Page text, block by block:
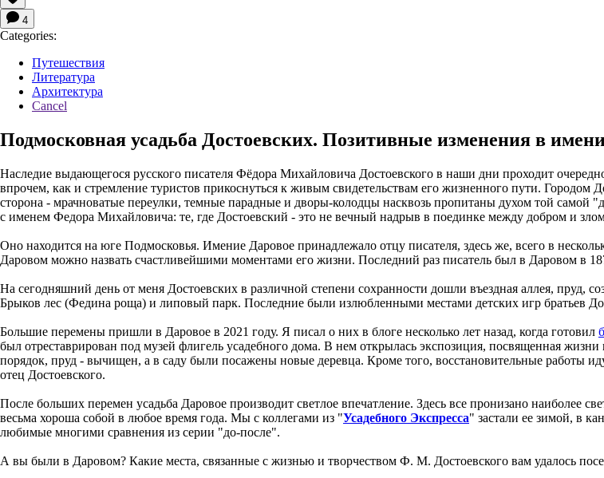
4
Categories:
Путешествия
Литература
Архитектура
Cancel
Подмосковная усадьба Достоевских. Позитивные изменения в
Наследие выдающегося русского писателя Фёдора Михайловича Достоевского в наши дни проходит
впрочем, как и стремление туристов прикоснуться к живым свидетельствам его жизненного пути. Городом
сторона - мрачноватые переулки, темные парадные и дворы-колодцы насквозь пропитаны духом той самой
с именем Федора Михайловича: те, где Достоевский - это не вечный надрыв в поединке между добром и
Оно находится на юге Подмосковья. Имение Даровое принадлежало отцу писателя, здесь же, всего в
Даровом можно назвать счастливейшими моментами его жизни. Последний раз писатель был в Даровом в
На сегодняшний день от меня Достоевских в различной степени сохранности дошли въездная аллея, пруд,
Брыков лес (Федина роща) и липовый парк. Последние были излюбленными местами детских игр братьев
Большие перемены пришли в Даровое в 2021 году. Я писал о них в блоге несколько лет назад, когда готовил
был отреставрирован под музей флигель усадебного дома. В нем открылась экспозиция, посвященная
порядок, пруд - вычищен, а в саду были посажены новые деревца. Кроме того, восстановительные работы
отец Достоевского.
После больших перемен усадьба Даровое производит светлое впечатление. Здесь все пронизано
весьма хороша собой в любое время года. Мы с коллегами из "Усадебного Экспресса" застали ее зимой, в
любимые многими сравнения из серии "до-после".
А вы были в Даровом? Какие места, связанные с жизнью и творчеством Ф. М. Достоевского вам удалось